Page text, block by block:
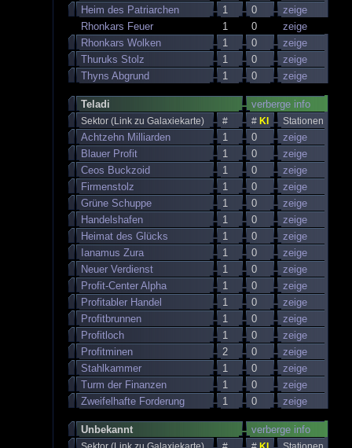
Heim des Patriarchen
1 0
zeige
Rhonkars Feuer
1 0
zeige
Rhonkars Wolken
1 0
zeige
Thuruks Stolz
1 0
zeige
Thyns Abgrund
1 0 zeige
Teladi verberge info
Sektor (Link zu Galaxiekarte) # # KI Stationen
Achtzehn Milliarden 1 0
zeige
Blauer Profit
1 0
zeige
Ceos Buckzoid
1 0
zeige
Firmenstolz
1 0
zeige
Grüne Schuppe
1 0
zeige
Handelshafen
1 0
zeige
Heimat des Glücks
1 0
zeige
Ianamus Zura
1 0
zeige
Neuer Verdienst
1 0
zeige
Profit-Center Alpha
1 0
zeige
Profitabler Handel
1 0
zeige
Profitbrunnen
1 0
zeige
Profitloch
1 0
zeige
Profitminen
2 0
zeige
Stahlkammer
1 0
zeige
Turm der Finanzen
1 0
zeige
Zweifelhafte Forderung
1 0 zeige
Unbekannt verberge info